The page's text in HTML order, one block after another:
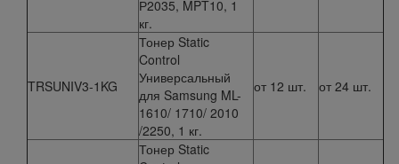
Р2035, MPT10, 1
кг.
TRSUNIV3-1KG
Тонер Static
Control
Универсальный
для Samsung ML-
1610/ 1710/ 2010
/2250, 1 кг.
от 12 шт. от 24 шт.
Тонер Static